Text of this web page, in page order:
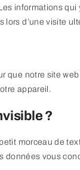
informations
lors d’une visite
que notre site
appareil.
?
morceau de
données vous